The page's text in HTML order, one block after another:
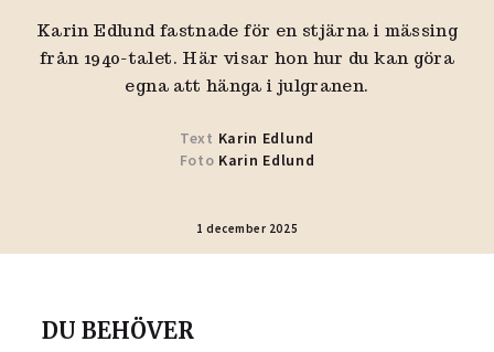
Karin Edlund fastnade för en stjärna i mässing
från 1940-talet. Här visar hon hur du kan göra
egna att hänga i julgranen.
Text Karin Edlund
Foto Karin Edlund
1 december 2025
DU BEHÖVER